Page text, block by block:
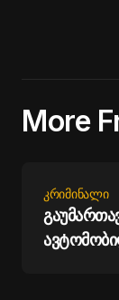
More
ᲙᲠᲘᲛᲘᲜᲐᲚᲘ